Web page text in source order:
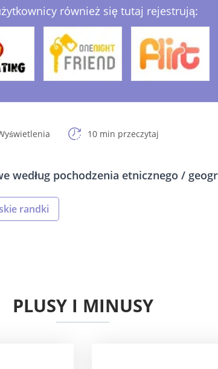
również się tutaj rejestrują:
10 min przeczytaj
według pochodzenia etnicznego /
randki
PLUSY I MINUSY